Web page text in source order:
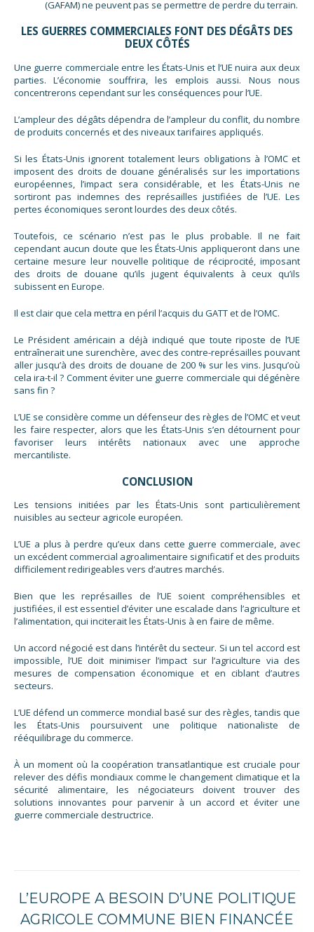
(GAFAM) ne peuvent pas se permettre de perdre du terrain.
LES GUERRES COMMERCIALES FONT DES DÉGÂTS DES
DEUX CÔTÉS
Une guerre commerciale entre les États-Unis et l’UE nuira aux deux
parties. L’économie souffrira, les emplois aussi. Nous nous
concentrerons cependant sur les conséquences pour l’UE.
L’ampleur des dégâts dépendra de l’ampleur du conflit, du nombre
de produits concernés et des niveaux tarifaires appliqués.
Si les États-Unis ignorent totalement leurs obligations à l’OMC et
imposent des droits de douane généralisés sur les importations
européennes, l’impact sera considérable, et les États-Unis ne
sortiront pas indemnes des représailles justifiées de l’UE. Les
pertes économiques seront lourdes des deux côtés.
Toutefois, ce scénario n’est pas le plus probable. Il ne fait
cependant aucun doute que les États-Unis appliqueront dans une
certaine mesure leur nouvelle politique de réciprocité, imposant
des droits de douane qu’ils jugent équivalents à ceux qu’ils
subissent en Europe.
Il est clair que cela mettra en péril l’acquis du GATT et de l’OMC.
Le Président américain a déjà indiqué que toute riposte de l’UE
entraînerait une surenchère, avec des contre-représailles pouvant
aller jusqu’à des droits de douane de 200 % sur les vins. Jusqu’où
cela ira-t-il ? Comment éviter une guerre commerciale qui dégénère
sans fin ?
L’UE se considère comme un défenseur des règles de l’OMC et veut
les faire respecter, alors que les États-Unis s’en détournent pour
favoriser leurs intérêts nationaux avec une approche
mercantiliste.
CONCLUSION
Les tensions initiées par les États-Unis sont particulièrement
nuisibles au secteur agricole européen.
L’UE a plus à perdre qu’eux dans cette guerre commerciale, avec
un excédent commercial agroalimentaire significatif et des produits
difficilement redirigeables vers d’autres marchés.
Bien que les représailles de l’UE soient compréhensibles et
justifiées, il est essentiel d’éviter une escalade dans l’agriculture et
l’alimentation, qui inciterait les États-Unis à en faire de même.
Un accord négocié est dans l’intérêt du secteur. Si un tel accord est
impossible, l’UE doit minimiser l’impact sur l’agriculture via des
mesures de compensation économique et en ciblant d’autres
secteurs.
L’UE défend un commerce mondial basé sur des règles, tandis que
les États-Unis poursuivent une politique nationaliste de
rééquilibrage du commerce.
À un moment où la coopération transatlantique est cruciale pour
relever des défis mondiaux comme le changement climatique et la
sécurité alimentaire, les négociateurs doivent trouver des
solutions innovantes pour parvenir à un accord et éviter une
guerre commerciale destructrice.
L’EUROPE A BESOIN D’UNE POLITIQUE
AGRICOLE COMMUNE BIEN FINANCÉE